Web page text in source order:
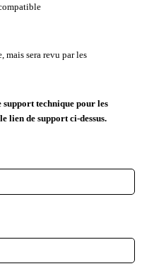
mais sera revu par les
support technique pour les
lien de support ci-dessus.